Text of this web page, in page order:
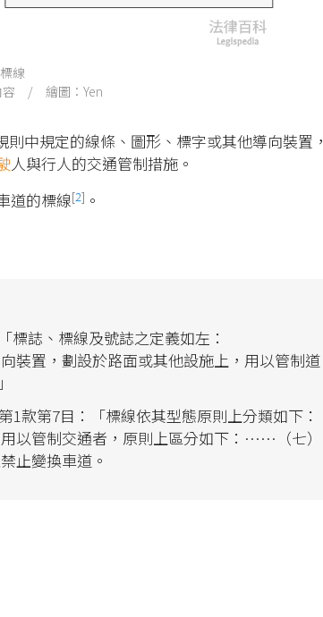
線
容 / 繪圖：Yen
則中規定的線條、圖形、標字或其他導向裝置，
人與行人的交通管制措施。
道的標線[2] 。
標誌、標線及號誌之定義如左：
裝置，劃設於路面或其他設施上，用以管制道
1款第7目：「標線依其型態原則上分類如下：
以管制交通者，原則上區分如下：……（七）
止變換車道。